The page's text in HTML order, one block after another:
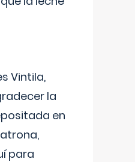
Vintila,
la
en
para